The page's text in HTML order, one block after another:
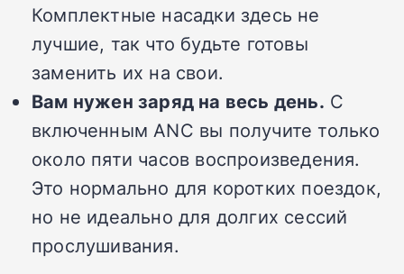
Комплектные насадки здесь не
лучшие, так что будьте готовы
заменить их на свои.
Вам нужен заряд на весь день. С
включенным ANC вы получите только
около пяти часов воспроизведения.
Это нормально для коротких поездок,
но не идеально для долгих сессий
прослушивания.